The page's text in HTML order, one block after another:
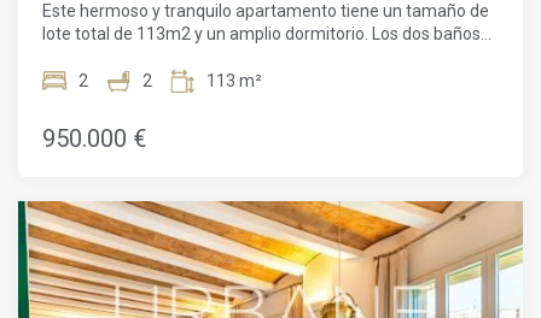
Este hermoso y tranquilo apartamento tiene un tamaño de
lote total de 113m2 y un amplio dormitorio. Los dos baños
con seis ventanas simétricas que dan a la arbolada y
con luz solar durante un par de horas al día. La arquitectura
de planta abierta está iluminada por una amplia luz natural.
contemporánea. Dos nuevos pozos de luz con paredes de
cristal recorren el edificio en vertical. Llevan la luminosidad
del clima mediterráneo de Barcelona al interior en todos los
niveles. También abren un panorama ininterrumpido de la
ciudad a partir de la cuarta planta. El pozo de luz original del
2 2 113 m²
950.000 €